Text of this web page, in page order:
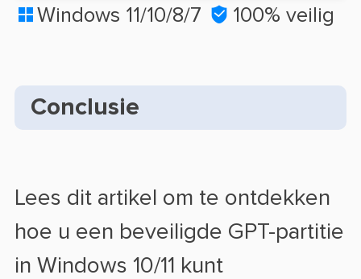
 Windows 11/10/8/7  100% veilig
Conclusie
Lees dit artikel om te ontdekken
hoe u een beveiligde GPT-partitie
in Windows 10/11 kunt